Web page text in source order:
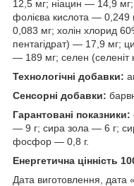
12,5 мг; ніацин — 14,9
фолієва кислота — 0,249
0,083 мг; холін хлорид
пентагідрат) — 17,9 мг;
— 189 мг; селен (селеніт
Технологічні добавки:
Сенсорні добавки:
Гарантовані показники:
— 9 г; сира зола — 6 г;
фосфор — 0,8 г.
Енергетична цінність
Дата виготовлення, дата